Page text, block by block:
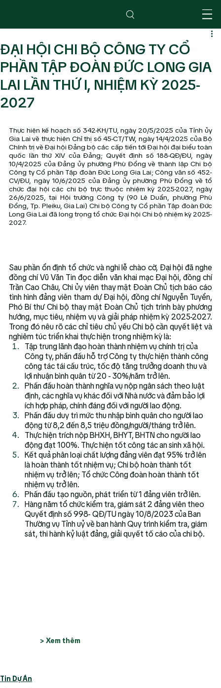
ĐẠI HỘI CHI BỘ CÔNG TY CỔ
PHẦN TẬP ĐOÀN ĐỨC LONG GIA
LAI LẦN THỨ I, NHIỆM KỲ 2025-
2027
Thực hiện kế hoạch số 342-KH/TU, ngày 20/5/2025 của Tỉnh ủy
Gia Lai về thực hiện Chỉ thị số 45-CT/TW, ngày 14/4/2025 của Bộ
Chính trị về Đại hội Đảng bộ các cấp tiến tới Đại hội đại biểu toàn
quốc lần thứ XIV của Đảng; Quyết định số 188-QĐ/ĐU, ngày
10/4/2025 của Đảng ủy phường Phù Đổng về thành lập Chi bộ
Công ty Cổ phần Tập đoàn Đức Long Gia Lai; Công văn số 452-
CV/ĐU, ngày 10/6/2025 của Đảng ủy phường Phù Đổng về tổ
chức đại hội các chi bộ trực thuộc nhiệm kỳ 2025-2027, ngày
26/6/2025, tại Hội trường Công ty (90 Lê Duẩn, phường Phù
Đổng, Tp. Pleiku, Gia Lai) Chi bộ Công ty Cổ phần Tập đoàn Đức
Long Gia Lai đã long trọng tổ chức Đại hội Chi bộ nhiệm kỳ 2025-
2027.
Sau phần ổn định tổ chức và nghi lễ chào cờ, Đại hội đã nghe
đồng chí Vũ Văn Tin đọc diễn văn khai mạc Đại hội, đồng chí
Trần Cao Châu, Chi ủy viên thay mặt Đoàn Chủ tịch báo cáo
tình hình đảng viên tham dự Đại hội, đồng chí Nguyễn Tuyển,
Phó Bí thư Chi bộ thay mặt Đoàn Chủ tịch trình bày phương
hướng, mục tiêu, nhiệm vụ và giải pháp nhiệm kỳ 2025-2027.
Trong đó nêu rõ các chỉ tiêu chủ yếu Chi bộ cần quyết liệt và
nghiêm túc triển khai thực hiện trong nhiệm kỳ là:
Tập trung lãnh đạo hoàn thành nhiệm vụ chính trị của
Công ty, phấn đấu hỗ trợ Công ty thực hiện thành công
công tác tái cấu trúc, tốc độ tăng trưởng doanh thu và
lợi nhuận bình quân từ 20 - 30%/năm trở lên.
Phấn đấu hoàn thành nghĩa vụ nộp ngân sách theo luật
định, các nghĩa vụ khác đối với Nhà nước và đảm bảo lợi
ích hợp pháp, chính đáng đối với người lao động.
Phấn đấu duy trì mức thu nhập bình quân cho người lao
động từ 8,2 đến 8,5 triệu đồng/người/tháng trở lên.
Thực hiện trích nộp BHXH, BHYT, BHTN cho người lao
động đạt 100%. Thực hiện tốt công tác an sinh xã hội.
Kết quả phân loại chất lượng đảng viên đạt 95% trở lên
là hoàn thành tốt nhiệm vụ; Chi bộ hoàn thành tốt
nhiệm vụ trở lên; Tổ chức Công đoàn hoàn thành tốt
nhiệm vụ trở lên.
Phấn đấu tạo nguồn, phát triển từ 1 đảng viên trở lên.
Hàng năm tổ chức kiểm tra, giám sát 2 đảng viên theo
Quyết định số 998- QĐ/TU ngày 10/8/2023 của Ban
Thường vụ Tỉnh uỷ về ban hành Quy trình kiểm tra, giám
sát, thi hành kỷ luật đảng, giải quyết tố cáo của chi bộ.
> Xem thêm
Tin Dự Án